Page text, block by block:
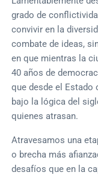
grado de
convivir en la
combate de ideas,
en que mientras la
40 años de
que desde el Estado
bajo la lógica del
quienes atrasan.
Atravesamos una
o brecha más
desafíos que en la